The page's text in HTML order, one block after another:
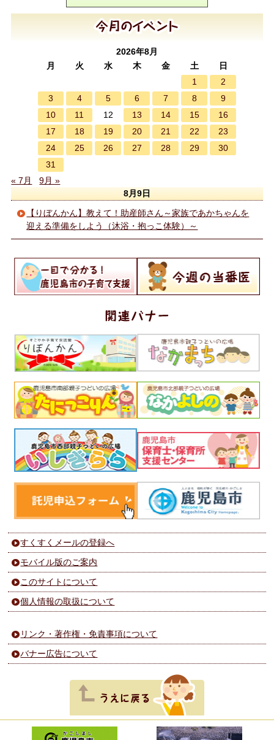
2026年8月
月
火 水 木 金 土
日
1
2
3
4 5 6 7 8
9
10
11 12 13 14 15
16
17
18 19 20 21 22
23
24
25 26 27 28 29
30
31
« 7月
9月 »
8月9日
【りぼんかん】教えて！助産師さん～家族であかちゃんを
迎える準備をしよう（沐浴・抱っこ体験）～
すくすくメールの登録へ
モバイル版のご案内
このサイトについて
個人情報の取扱について
リンク・著作権・免責事項について
バナー広告について